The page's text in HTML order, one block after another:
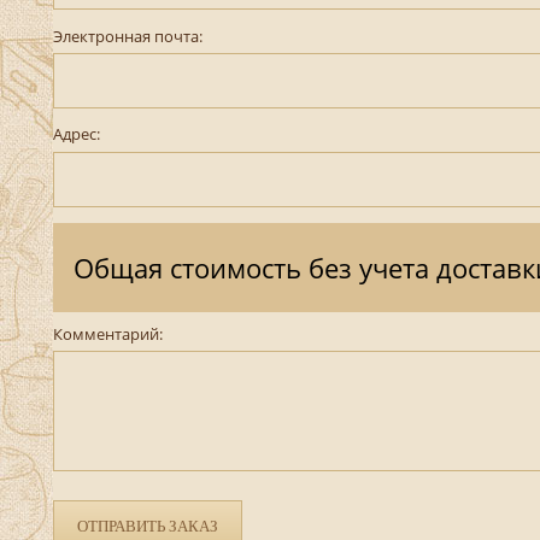
Электронная почта:
Адрес:
Общая стоимость без учета
Комментарий:
ОТПРАВИТЬ ЗАКАЗ